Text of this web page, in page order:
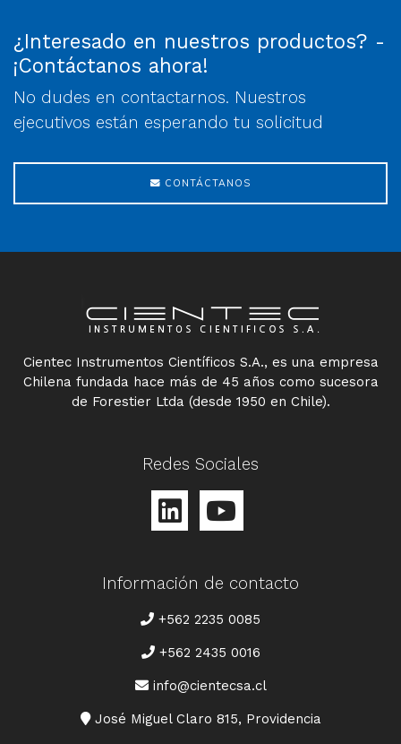
¿Interesado en nuestros productos? -
¡Contáctanos ahora!
No dudes en contactarnos. Nuestros
ejecutivos están esperando tu solicitud
CONTÁCTANOS
Cientec Instrumentos Científicos S.A., es una empresa
Chilena fundada hace más de 45 años como sucesora
de Forestier Ltda (desde 1950 en Chile).
Redes Sociales
Información de contacto
TELÉFONO
+562 2235 0085
+562 2435 0016
CORREO
info@cientecsa.cl
DIRECCIÓN
José Miguel Claro 815, Providencia